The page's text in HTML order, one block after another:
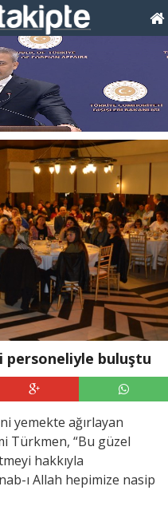
personeliyle buluştu
yemekte ağırlayan
Türkmen, “Bu güzel
hakkıyla
ı Allah hepimize nasip